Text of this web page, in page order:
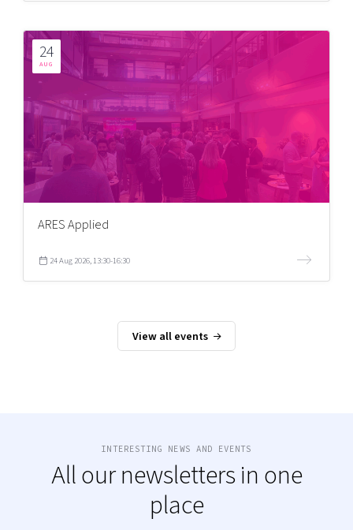
24
AUG
ARES Applied
24 Aug 2026, 13:30-16:30
View all events
INTERESTING NEWS AND EVENTS
All our newsletters in one
place